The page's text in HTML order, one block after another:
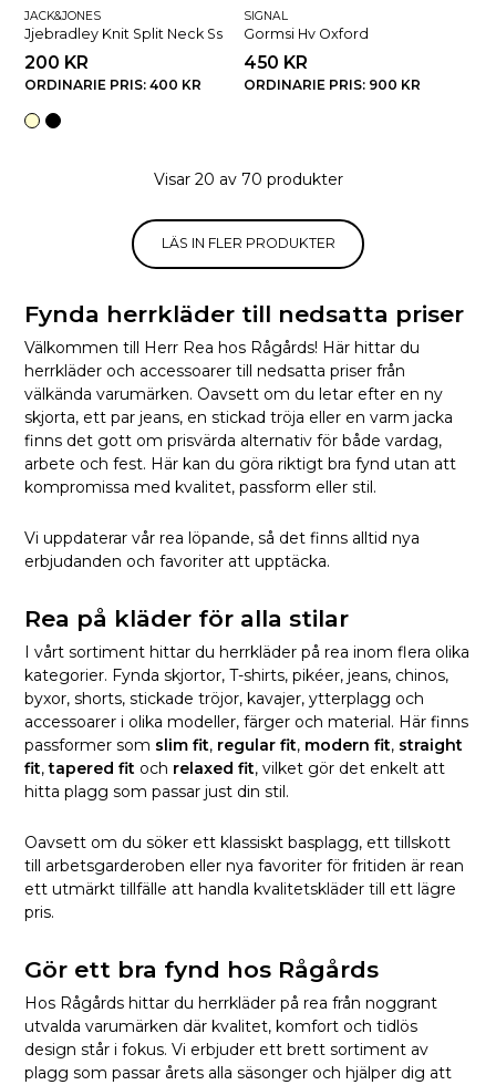
JACK&JONES
Jjebradley Knit Split Neck Ss
200 KR
ORDINARIE PRIS: 400 KR
SIGNAL
Gormsi Hv Oxford
450 KR
ORDINARIE PRIS: 900 KR
Visar 20 av 70 produkter
LÄS IN FLER PRODUKTER
Fynda herrkläder till nedsatta priser
Välkommen till Herr Rea hos Rågårds! Här hittar du
herrkläder och accessoarer till nedsatta priser från
välkända varumärken. Oavsett om du letar efter en ny
skjorta, ett par jeans, en stickad tröja eller en varm jacka
finns det gott om prisvärda alternativ för både vardag,
arbete och fest. Här kan du göra riktigt bra fynd utan att
kompromissa med kvalitet, passform eller stil.
Vi uppdaterar vår rea löpande, så det finns alltid nya
erbjudanden och favoriter att upptäcka.
Rea på kläder för alla stilar
I vårt sortiment hittar du herrkläder på rea inom flera olika
kategorier. Fynda skjortor, T-shirts, pikéer, jeans, chinos,
byxor, shorts, stickade tröjor, kavajer, ytterplagg och
accessoarer i olika modeller, färger och material. Här finns
passformer som slim fit, regular fit, modern fit, straight
fit,tapered fit och relaxed fit, vilket gör det enkelt att
hitta plagg som passar just din stil.
Oavsett om du söker ett klassiskt basplagg, ett tillskott
till arbetsgarderoben eller nya favoriter för fritiden är rean
ett utmärkt tillfälle att handla kvalitetskläder till ett lägre
pris.
Gör ett bra fynd hos Rågårds
Hos Rågårds hittar du herrkläder på rea från noggrant
utvalda varumärken där kvalitet, komfort och tidlös
design står i fokus. Vi erbjuder ett brett sortiment av
plagg som passar årets alla säsonger och hjälper dig att